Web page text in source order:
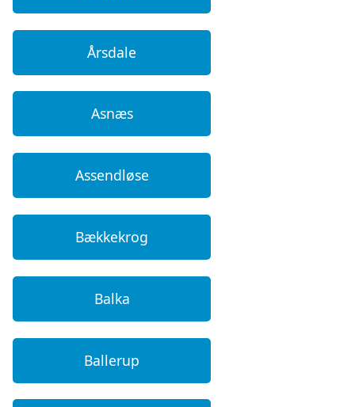
Årsdale
Asnæs
Assendløse
Bækkekrog
Balka
Ballerup